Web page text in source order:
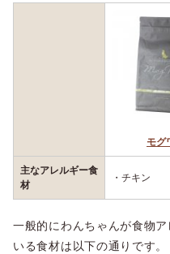
モグ
主なアレルギー食
材
・チキン
一般的にわんちゃんが食物
いる食材は以下の通りです。